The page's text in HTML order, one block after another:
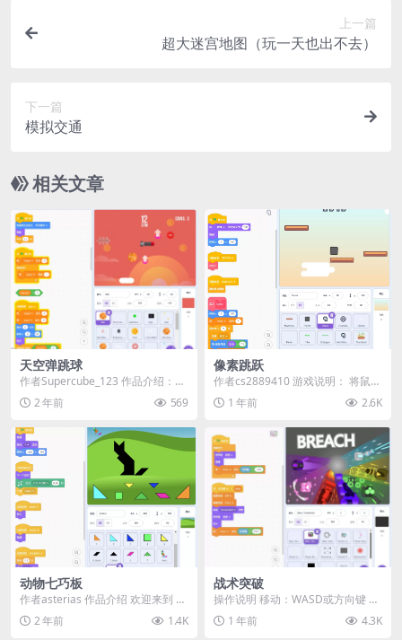
上一篇
超大迷宫地图（玩一天也出不去）
下一篇
模拟交通
相关文章
天空弹跳球
作者Supercube_123 作品介绍：
☁️ 欢迎来到《天空弹跳球》！
☁️...2 年前 569
像素跳跃
作者cs2889410 游戏说明：​​ 将鼠标
移动到您想移动的区域 点击/轻触
实...1 年前 2.6K
动物七巧板
作者asterias 作品介绍 欢迎来到 动
物七巧板！这是一款以房屋和农场
动物为...
2 年前 1.4K
战术突破
操作说明 ​​移动​​：WASD或方向键 ​​使
用技能​​：空格键 ​​拾取​​...
1 年前 4.3K